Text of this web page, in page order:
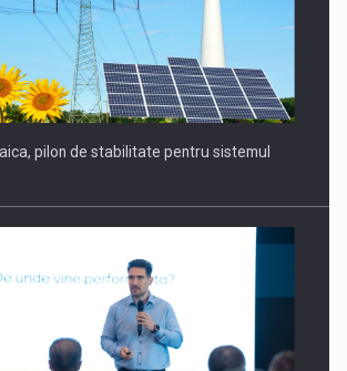
- Shaping The Future - Technology and…
Evolution-RETHINK STRATEGY-Finantare
pilon de stabilitate pentru sistemul